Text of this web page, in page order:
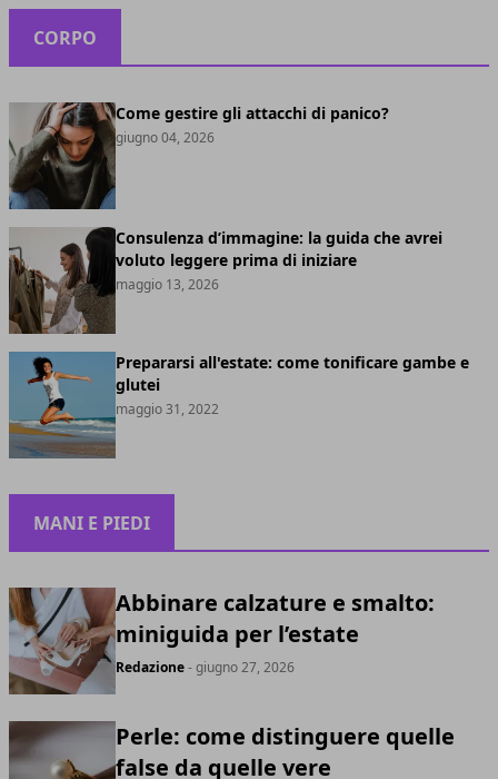
CORPO
Come gestire gli attacchi di panico?
giugno 04, 2026
Consulenza d’immagine: la guida che avrei
voluto leggere prima di iniziare
maggio 13, 2026
Prepararsi all'estate: come tonificare gambe e
glutei
maggio 31, 2022
MANI E PIEDI
Abbinare calzature e smalto:
miniguida per l’estate
Redazione- giugno 27, 2026
Perle: come distinguere quelle
false da quelle vere